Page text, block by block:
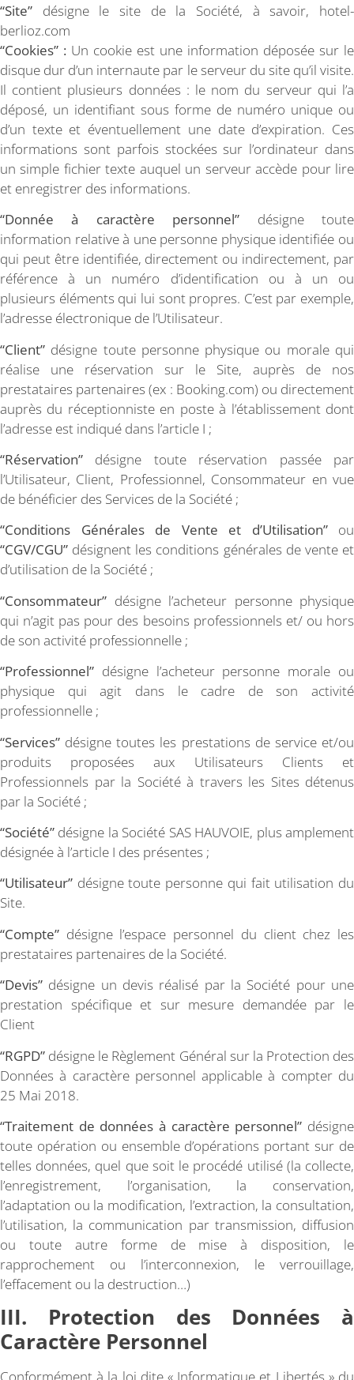
“Site” désigne le site de la Société, à savoir, hotel-
berlioz.com
“Cookies” : Un cookie est une information déposée sur le
disque dur d’un internaute par le serveur du site qu’il visite.
Il contient plusieurs données : le nom du serveur qui l’a
déposé, un identifiant sous forme de numéro unique ou
d’un texte et éventuellement une date d’expiration. Ces
informations sont parfois stockées sur l’ordinateur dans
un simple fichier texte auquel un serveur accède pour lire
et enregistrer des informations.
“Donnée à caractère personnel” désigne toute
information relative à une personne physique identifiée ou
qui peut être identifiée, directement ou indirectement, par
référence à un numéro d’identification ou à un ou
plusieurs éléments qui lui sont propres. C’est par exemple,
l’adresse électronique de l’Utilisateur.
“Client” désigne toute personne physique ou morale qui
réalise une réservation sur le Site, auprès de nos
prestataires partenaires (ex : Booking.com) ou directement
auprès du réceptionniste en poste à l’établissement dont
l’adresse est indiqué dans l’article I ;
“Réservation” désigne toute réservation passée par
l’Utilisateur, Client, Professionnel, Consommateur en vue
de bénéficier des Services de la Société ;
“Conditions Générales de Vente et d’Utilisation”ou
“CGV/CGU” désignent les conditions générales de vente et
d’utilisation de la Société ;
“Consommateur” désigne l’acheteur personne physique
qui n’agit pas pour des besoins professionnels et/ ou hors
de son activité professionnelle ;
“Professionnel” désigne l’acheteur personne morale ou
physique qui agit dans le cadre de son activité
professionnelle ;
“Services” désigne toutes les prestations de service et/ou
produits proposées aux Utilisateurs Clients et
Professionnels par la Société à travers les Sites détenus
par la Société ;
“Société” désigne la Société SAS HAUVOIE, plus amplement
désignée à l’article I des présentes ;
“Utilisateur” désigne toute personne qui fait utilisation du
Site.
“Compte” désigne l’espace personnel du client chez les
prestataires partenaires de la Société.
“Devis” désigne un devis réalisé par la Société pour une
prestation spécifique et sur mesure demandée par le
Client
“RGPD” désigne le Règlement Général sur la Protection des
Données à caractère personnel applicable à compter du
25 Mai 2018.
“Traitement de données à caractère personnel” désigne
toute opération ou ensemble d’opérations portant sur de
telles données, quel que soit le procédé utilisé (la collecte,
l’enregistrement, l’organisation, la conservation,
l’adaptation ou la modification, l’extraction, la consultation,
l’utilisation, la communication par transmission, diffusion
ou toute autre forme de mise à disposition, le
rapprochement ou l’interconnexion, le verrouillage,
l’effacement ou la destruction…)
III. Protection des Données à
Caractère Personnel